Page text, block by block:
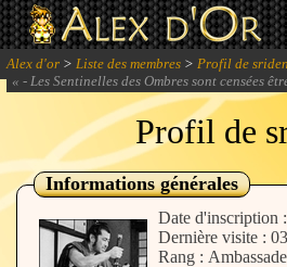
Actualités
Session 2026
Archives
Forum
Alex d'or > Liste des membres > Profil de sriden
« - Les Sentinelles des Ombres sont censées
permets-moi d'en douter ! - Bah la lumière ça
Profil de
Informations générales
Date d'inscription
Dernière visite :
Rang :